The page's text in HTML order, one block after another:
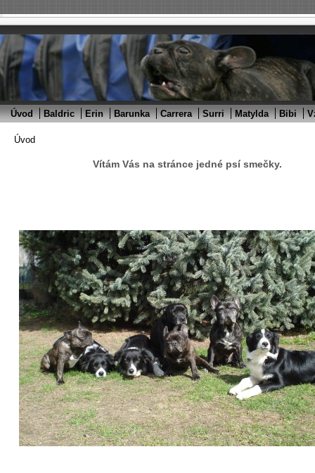
Úvod Baldric Erin Barunka Carrera Surri Matylda Bibi
Úvod
Vítám Vás na stránce jedné psí smečky.